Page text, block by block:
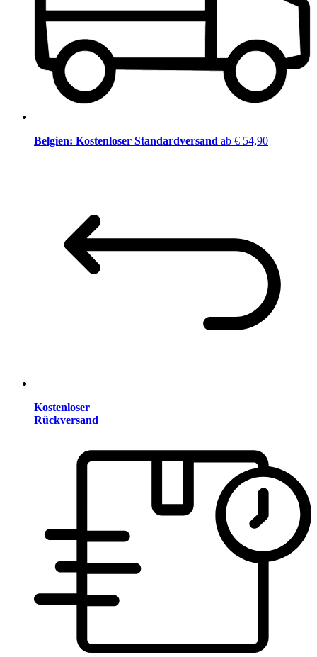
Belgien: Kostenloser Standardversand ab € 54,90
Kostenloser
Rückversand